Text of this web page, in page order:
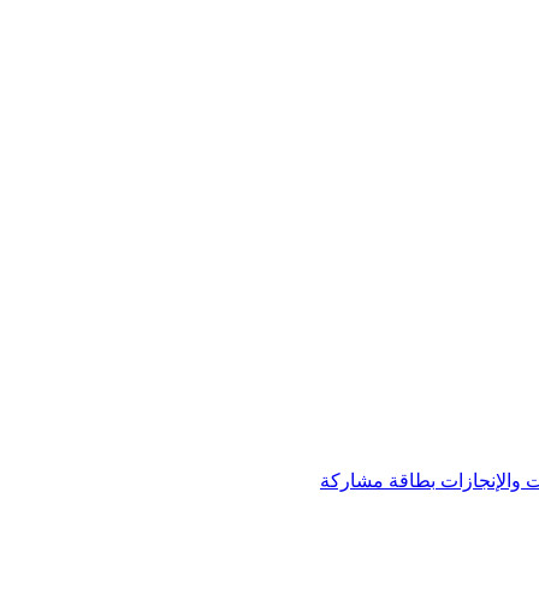
والإنجازات بطاقة مشاركة